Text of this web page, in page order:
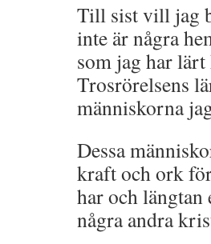
Till sist vill jag
inte är några
som jag har lärt
Trosrörelsens
människorna
Dessa
kraft och ork
har och längtan
några andra